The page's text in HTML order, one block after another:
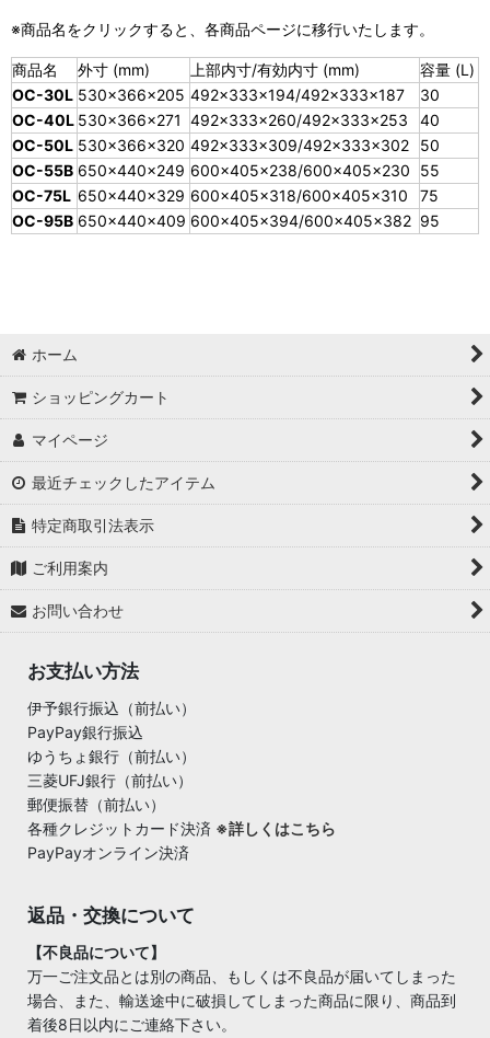
※商品名をクリックすると、各商品ページに移行いたします。
商品名 外寸 (mm) 上部内寸/有効内寸 (mm)
容量 (L)
OC-30L 530×366×205 492×333×194/492×333×187
30
OC-40L 530×366×271 492×333×260/492×333×253
40
OC-50L 530×366×320 492×333×309/492×333×302
50
OC-55B 650×440×249 600×405×238/600×405×230
55
OC-75L 650×440×329 600×405×318/600×405×310
75
OC-95B 650×440×409 600×405×394/600×405×382 95
ホーム
ショッピングカート
マイページ
最近チェックしたアイテム
特定商取引法表示
ご利用案内
お問い合わせ
お支払い方法
伊予銀行振込（前払い）
PayPay銀行振込
ゆうちょ銀行（前払い）
三菱UFJ銀行（前払い）
郵便振替（前払い）
各種クレジットカード決済 ※詳しくはこちら
PayPayオンライン決済
返品・交換について
【不良品について】
万一ご注文品とは別の商品、もしくは不良品が届いてしまった
場合、また、輸送途中に破損してしまった商品に限り、商品到
着後8日以内にご連絡下さい。